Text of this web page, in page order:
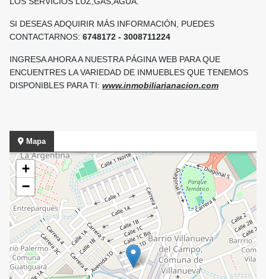
SI DESEAS ADQUIRIR MÁS INFORMACIÓN, PUEDES
CONTACTARNOS: 6748172 - 3008711224
INGRESA AHORA A NUESTRA PÁGINA WEB PARA QUE
ENCUENTRES LA VARIEDAD DE INMUEBLES QUE TENEMOS
DISPONIBLES PARA TI: www.inmobiliarianacion.com
Mapa
+
−